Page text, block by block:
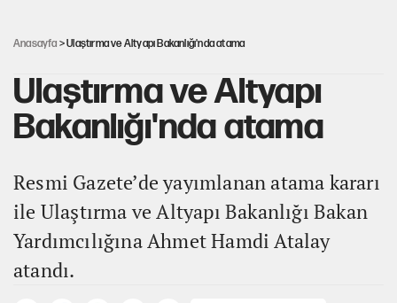
Anasayfa > Ulaştırma ve Altyapı Bakanlığı'nda atama
Ulaştırma ve Altyapı
Bakanlığı'nda atama
Resmi Gazete’de yayımlanan atama kararı
ile Ulaştırma ve Altyapı Bakanlığı Bakan
Yardımcılığına Ahmet Hamdi Atalay
atandı.